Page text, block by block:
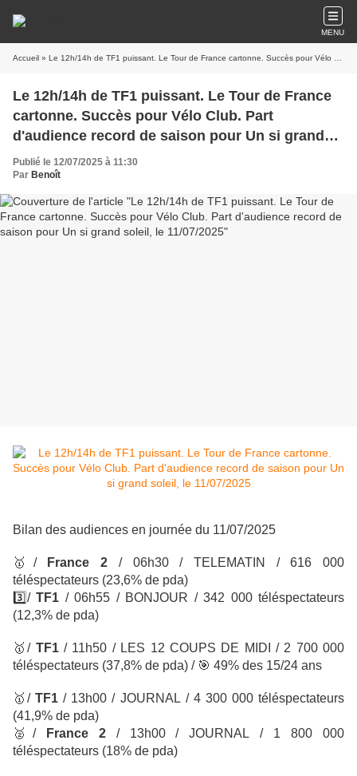
MENU
Accueil » Le 12h/14h de TF1 puissant. Le Tour de France cartonne. Succès pour Vélo Club. Part d'audience record de saison pour Un si grand soleil, le 11/07/2025
Le 12h/14h de TF1 puissant. Le Tour de France
cartonne. Succès pour Vélo Club. Part
d'audience record de saison pour Un si grand
soleil, le 11/07/2025
Publié le 12/07/2025 à 11:30
Par Benoît
Bilan des audiences en journée du 11/07/2025
🥇 / France 2 / 06h30 / TELEMATIN
/ 616 000
téléspectateurs (23,6% de pda)
3️⃣/TF1 / 06h55 / BONJOUR / 342 000 téléspectateurs
(12,3% de pda)
🥇/ TF1/ 11h50 / LES 12 COUPS DE MIDI
/ 2 700 000
téléspectateurs (37,8% de pda) / 🎯 49% des 15/24 ans
🥇/TF1 / 13h00 / JOURNAL / 4 300 000 téléspectateurs
(41,9% de pda)
🥈 / France 2 / 13h00 / JOURNAL
/ 1 800 000
téléspectateurs (18% de pda)